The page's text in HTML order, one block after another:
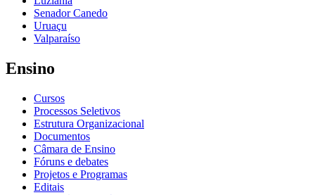
Senador Canedo
Uruaçu
Valparaíso
Ensino
Cursos
Processos Seletivos
Estrutura Organizacional
Documentos
Câmara de Ensino
Fóruns e debates
Projetos e Programas
Editais